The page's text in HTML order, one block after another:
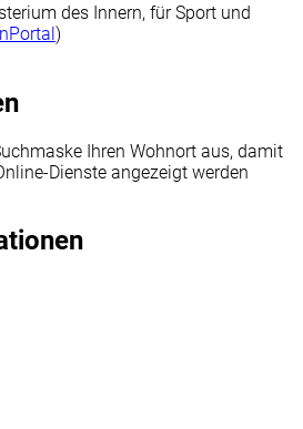
des Innern, für Sport und
)
Ihren Wohnort aus, damit
Dienste angezeigt werden